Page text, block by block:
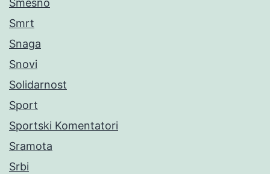
Smešno
Smrt
Snaga
Snovi
Solidarnost
Sport
Sportski Komentatori
Sramota
Srbi